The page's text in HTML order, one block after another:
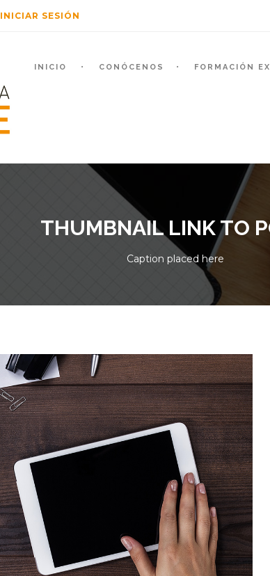
INICIAR SESIÓN
INICIO CONÓCENOS FORMACIÓN
THUMBNAIL LINK TO
Caption placed here